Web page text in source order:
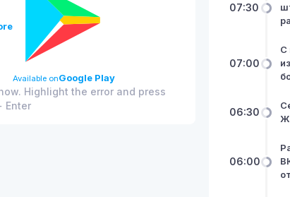
Available onGoogle Play
Highlight the error and press
Enter
07:30
07:00
С
06:30
06:00